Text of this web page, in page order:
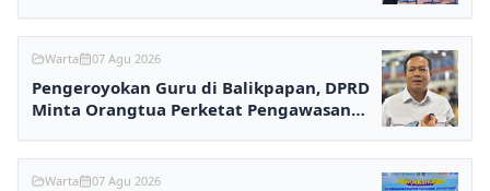
Warta 07 Agu 2026
Pengeroyokan Guru di Balikpapan, DPRD
Minta Orangtua Perketat Pengawasan
Warta 07 Agu 2026